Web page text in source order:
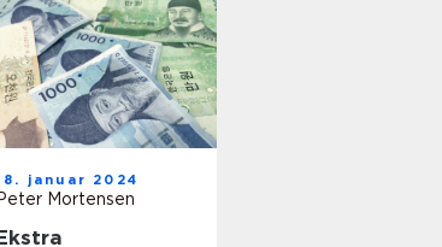
januar 2024
Peter Mortensen